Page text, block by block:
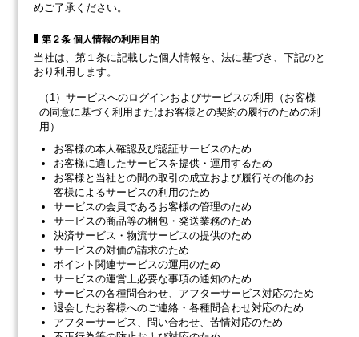
めご了承ください。
第２条 個人情報の利用目的
当社は、第１条に記載した個人情報を、法に基づき、下記のと
おり利用します。
（1）サービスへのログインおよびサービスの利用（お客様
の同意に基づく利用またはお客様との契約の履行のための利
用）
お客様の本人確認及び認証サービスのため
お客様に適したサービスを提供・運用するため
お客様と当社との間の取引の成立および履行その他のお
客様によるサービスの利用のため
サービスの会員であるお客様の管理のため
サービスの商品等の梱包・発送業務のため
決済サービス・物流サービスの提供のため
サービスの対価の請求のため
ポイント関連サービスの運用のため
サービスの運営上必要な事項の通知のため
サービスの各種問合わせ、アフターサービス対応のため
退会したお客様へのご連絡・各種問合わせ対応のため
アフターサービス、問い合わせ、苦情対応のため